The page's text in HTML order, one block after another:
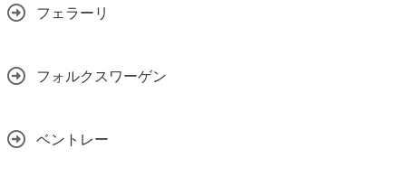
フェラーリ
フォルクスワーゲン
ベントレー